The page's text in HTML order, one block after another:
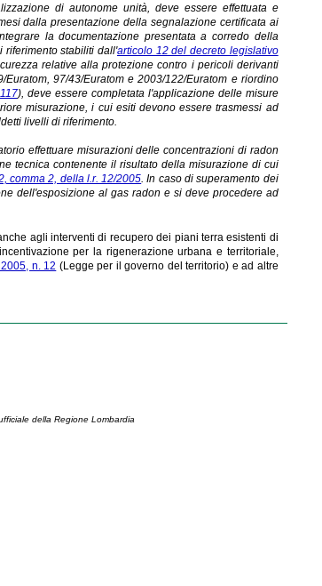
di autonome unità, deve essere effettuata e
dalla presentazione della segnalazione certificata ai
la documentazione presentata a corredo della
riferimento stabiliti dall'articolo 12 del decreto legislativo
relative alla protezione contro i pericoli derivanti
97/43/Euratom e 2003/122/Euratom e riordino
), deve essere completata l'applicazione delle misure
misurazione, i cui esiti devono essere trasmessi ad
livelli di riferimento.
effettuare misurazioni delle concentrazioni di radon
tecnica contenente il risultato della misurazione di cui
comma 2, della l.r. 12/2005. In caso di superamento dei
dell'esposizione al gas radon e si deve procedere ad
agli interventi di recupero dei piani terra esistenti di
per la rigenerazione urbana e territoriale,
n. 12 (Legge per il governo del territorio) e ad altre
della Regione Lombardia